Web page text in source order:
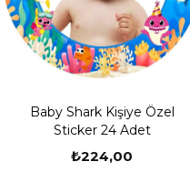
Baby Shark Kişiye Özel
Sticker 24 Adet
₺224,00